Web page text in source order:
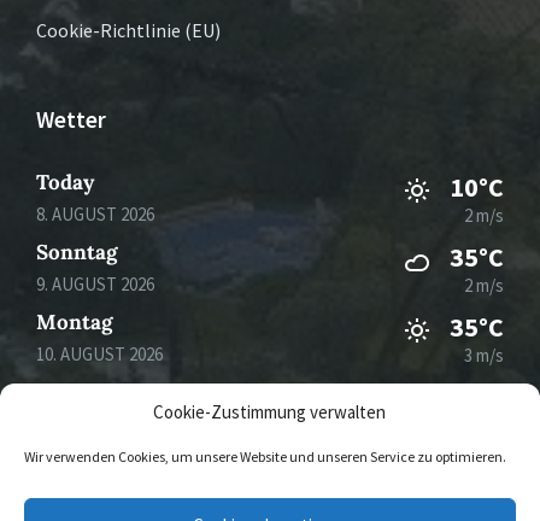
Cookie-Zustimmung verwalten
Wir verwenden Cookies, um unsere Website und unseren Service zu optimieren.
Cookie-Richtlinie (EU)
Wetter
Today
8. AUGUST 2026
10°C
2 m/s
Sonntag
9. AUGUST 2026
35°C
2 m/s
Montag
10. AUGUST 2026
35°C
3 m/s
Dienstag
11. AUGUST 2026